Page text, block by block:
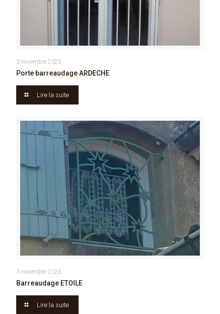
3 novembre 2025
Porte barreaudage ARDECHE
Lire la suite
3 novembre 2025
Barreaudage ETOILE
Lire la suite